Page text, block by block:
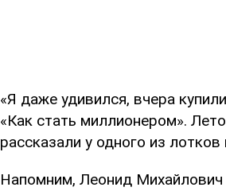
«Я даже удивился, вчера
«Как стать миллионером».
рассказали у одного из
Напомним, Леонид Михайлович